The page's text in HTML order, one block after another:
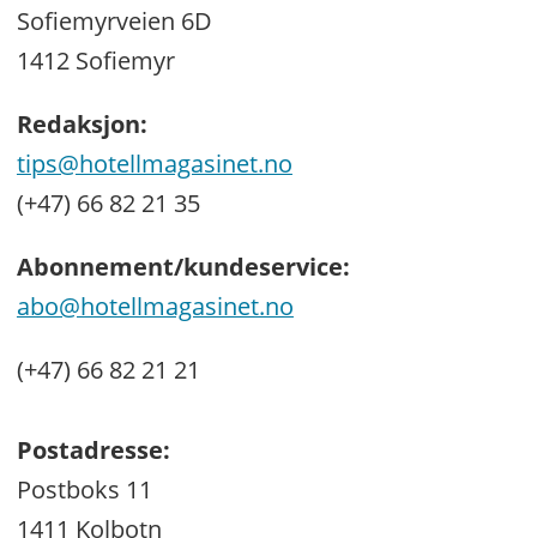
Sofiemyrveien 6D
1412 Sofiemyr
Redaksjon:
tips@hotellmagasinet.no
(+47) 66 82 21 35
Abonnement/kundeservice:
abo@hotellmagasinet.no
(+47) 66 82 21 21
Postadresse:
Postboks 11
1411 Kolbotn